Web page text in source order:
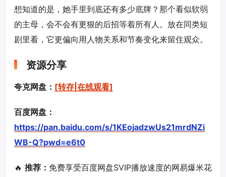
想知道的是，她手里到底还有多少底牌？那个看似软弱
的主母，会不会有更狠的后招等着所有人。放在同类短
剧里看，它更偏向用人物关系和节奏变化来留住观众。
资源分享
夸克网盘： [转存|在线观看]
百度网盘：
https://pan.baidu.com/s/1KEojadzwUs21mrdNZi
WB-Q?pwd=e6t0
🔥 推荐： 免费享受百度网盘SVIP播放速度的网易爆米花